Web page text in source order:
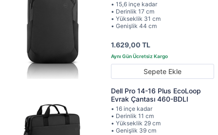
• 15,6 inçe kadar
• Derinlik 17 cm
• Yükseklik 31 cm
• Genişlik 44 cm
1.629,00 TL
Sepete Ekle
Dell Pro 14-16 Plus EcoLoop
Evrak Çantası 460-BDLI
• 16 inçe kadar
• Derinlik 11 cm
• Yükseklik 29 cm
• Genişlik 39 cm